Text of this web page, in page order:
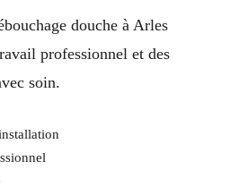
douche à Arles
professionnel et des
soin.